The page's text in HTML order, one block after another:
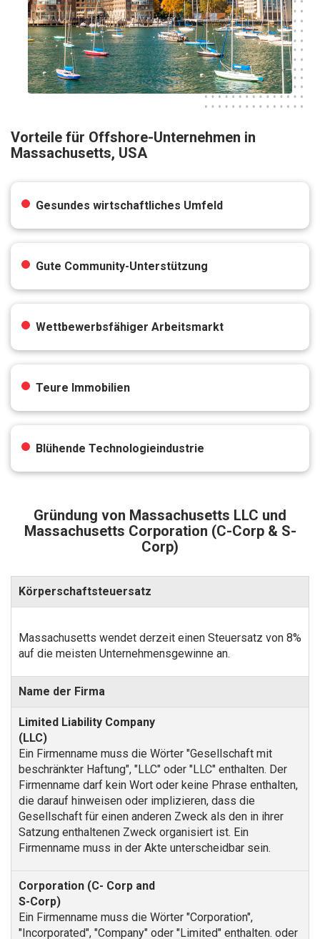
Vorteile für Offshore-Unternehmen in
Massachusetts, USA
Gesundes wirtschaftliches Umfeld
Gute Community-Unterstützung
Wettbewerbsfähiger Arbeitsmarkt
Teure Immobilien
Blühende Technologieindustrie
Gründung von Massachusetts LLC und
Massachusetts Corporation (C-Corp & S-
Corp)
Körperschaftsteuersatz
Massachusetts wendet derzeit einen Steuersatz von 8%
auf die meisten Unternehmensgewinne an.
Name der Firma
Ein Firmenname muss die Wörter "Gesellschaft mit
beschränkter Haftung", "LLC" oder "LLC" enthalten. Der
Firmenname darf kein Wort oder keine Phrase enthalten,
die darauf hinweisen oder implizieren, dass die
Gesellschaft für einen anderen Zweck als den in ihrer
Satzung enthaltenen Zweck organisiert ist. Ein
Firmenname muss in der Akte unterscheidbar sein.
Ein Firmenname muss die Wörter "Corporation",
"Incorporated", "Company" oder "Limited" enthalten. oder